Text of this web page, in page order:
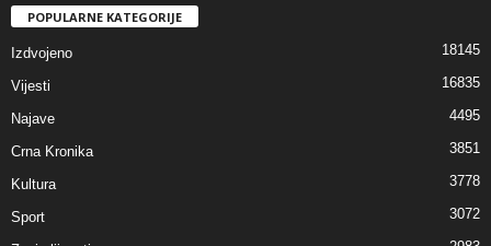
POPULARNE KATEGORIJE
Izdvojeno 18145
Vijesti 16835
Najave 4495
Crna Kronika 3851
Kultura 3778
Sport 3072